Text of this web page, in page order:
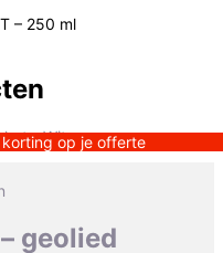
– 250 ml
op je offerte
geolied